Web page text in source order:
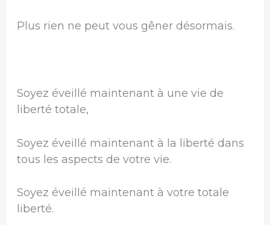
Plus rien ne peut vous gêner désormais.
Soyez éveillé maintenant à une vie de
liberté totale,
Soyez éveillé maintenant à la liberté dans
tous les aspects de votre vie.
Soyez éveillé maintenant à votre totale
liberté.